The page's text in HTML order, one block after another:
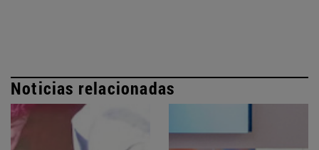
Noticias relacionadas